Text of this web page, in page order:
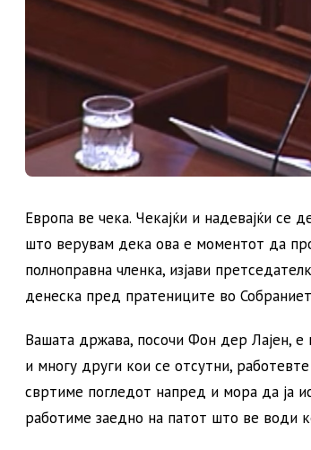
Европа ве чека. Чекајќи и надевајќи се
што верувам дека ова е моментот да
полноправна членка, изјави
денеска пред пратениците во
Вашата држава, посочи Фон дер Лајен, е
и многу други кои се отсутни,
свртиме погледот напред и мора да ја
работиме заедно на патот што ве води